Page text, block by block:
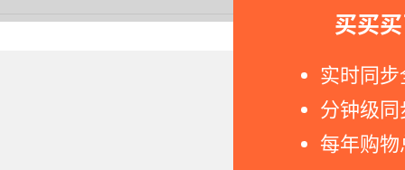
买买
实时同
分钟级
每年购
Copyright © 2011-2026 网购